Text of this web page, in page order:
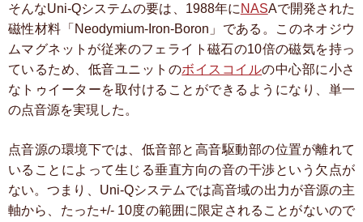
そんなUni-Qシステムの要は、1988年に NASAで開発された
磁性材料「Neodymium-Iron-Boron」である。このネオジウ
ムマグネットが従来のフェライト磁石の10倍の磁気を持っ
ているため、低音ユニットのボイスコイルの中心部に小さ
なトゥイーターを取付けることができるようになり、単一
の点音源を実現した。
点音源の環境下では、低音部と高音駆動部の位置が離れて
いることによって生じる垂直方向の音の干渉という欠点が
ない。つまり、Uni-Qシステムでは高音域の出力が音源の主
軸から、たった+/- 10度の範囲に限定されることがないので